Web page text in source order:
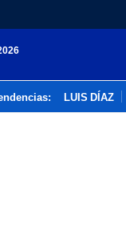
LUIS DÍAZ